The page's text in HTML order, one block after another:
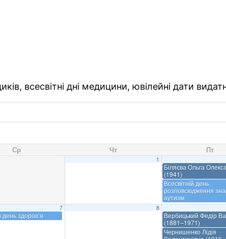
всесвітні дні медицини, ювілейні дати
Ср Чт Пт
1
Біляєва Ольга
(1941)
Всесвітній день
розповсюдження
аутизм
7
день здоров’я
8
Вербицький Федір
(1881–1971)
Чернишенко Лідія